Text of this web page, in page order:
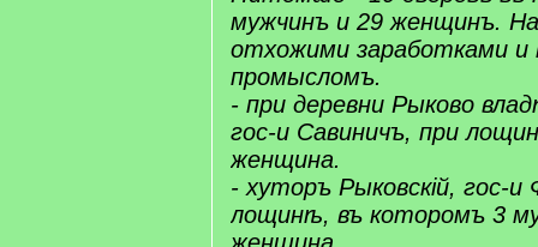
мужчинъ и 29 женщинъ.
отхожими заработками и
промысломъ.
- при деревни ​Рыково​
гос-и Савиничъ, при
женщина.
- хуторъ ​Рыковскій​, гос-
лощинѣ, въ которомъ 3